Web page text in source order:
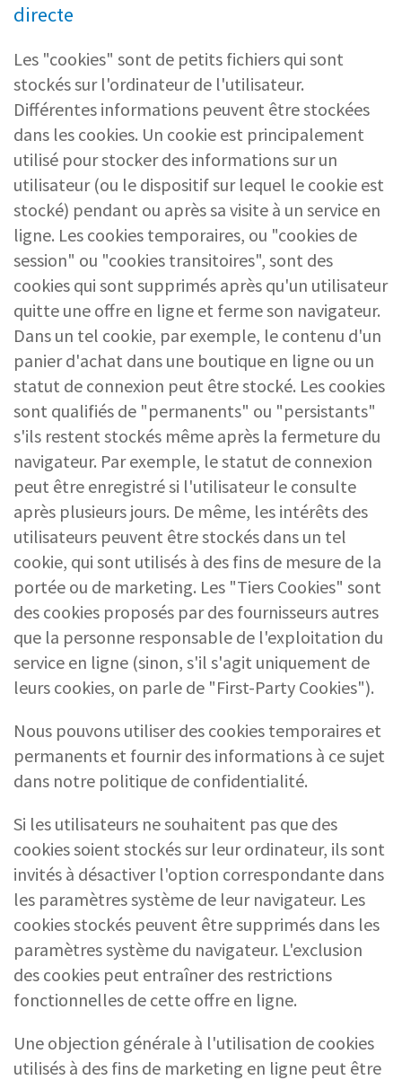
directe
Les "cookies" sont de petits fichiers qui sont
stockés sur l'ordinateur de l'utilisateur.
Différentes informations peuvent être stockées
dans les cookies. Un cookie est principalement
utilisé pour stocker des informations sur un
utilisateur (ou le dispositif sur lequel le cookie est
stocké) pendant ou après sa visite à un service en
ligne. Les cookies temporaires, ou "cookies de
session" ou "cookies transitoires", sont des
cookies qui sont supprimés après qu'un utilisateur
quitte une offre en ligne et ferme son navigateur.
Dans un tel cookie, par exemple, le contenu d'un
panier d'achat dans une boutique en ligne ou un
statut de connexion peut être stocké. Les cookies
sont qualifiés de "permanents" ou "persistants"
s'ils restent stockés même après la fermeture du
navigateur. Par exemple, le statut de connexion
peut être enregistré si l'utilisateur le consulte
après plusieurs jours. De même, les intérêts des
utilisateurs peuvent être stockés dans un tel
cookie, qui sont utilisés à des fins de mesure de la
portée ou de marketing. Les "Tiers Cookies" sont
des cookies proposés par des fournisseurs autres
que la personne responsable de l'exploitation du
service en ligne (sinon, s'il s'agit uniquement de
leurs cookies, on parle de "First-Party Cookies").
Nous pouvons utiliser des cookies temporaires et
permanents et fournir des informations à ce sujet
dans notre politique de confidentialité.
Si les utilisateurs ne souhaitent pas que des
cookies soient stockés sur leur ordinateur, ils sont
invités à désactiver l'option correspondante dans
les paramètres système de leur navigateur. Les
cookies stockés peuvent être supprimés dans les
paramètres système du navigateur. L'exclusion
des cookies peut entraîner des restrictions
fonctionnelles de cette offre en ligne.
Une objection générale à l'utilisation de cookies
utilisés à des fins de marketing en ligne peut être